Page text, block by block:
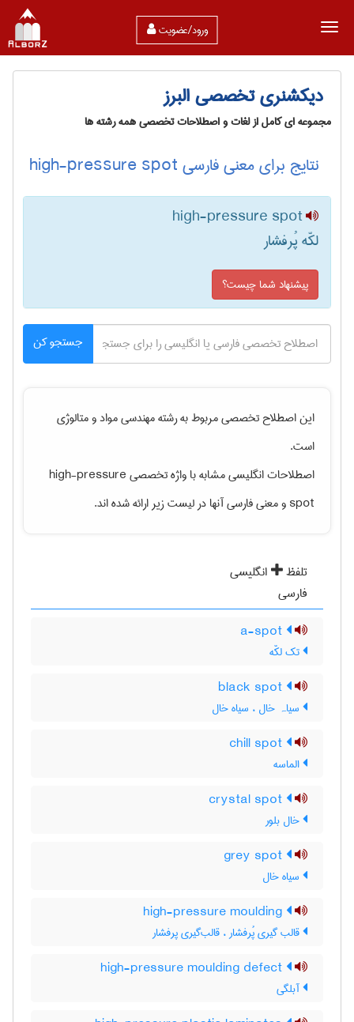
ورود/عضویت
دیکشنری تخصصی البرز
مجموعه ای کامل از لغات و اصطلاحات تخصصی همه رشته ها
نتایج برای معنی فارسی high-pressure spot
high-pressure spot
لکّه پُرفشار
پیشنهاد شما چیست؟
جستجو کن
این اصطلاح تخصصی مربوط به رشتهمهندسی مواد و متالوژی
است.
اصطلاحات انگلیسی مشابه با واژه تخصصیhigh-pressure
spotو معنی فارسی آنها در لیست زیر ارائه شده اند.
تلفظ
انگلیسی
فارسی
تک لکّه
سیاہ خال ، سیاه خال
الماسه
خال بلور
سیاه خال
قالب گیری پُرفشار ، قالب‌گیری پرفشار
آبلگی